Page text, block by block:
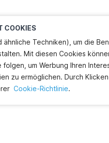
COOKIES
Techniken), um die
Mit diesen Cookies
um Werbung Ihren
zu ermöglichen. Durch
Cookie-Richtlinie.